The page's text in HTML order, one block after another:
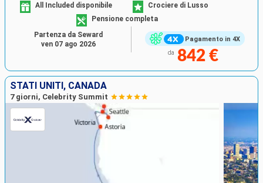
Pagamento in 4X
All Included disponibile
Crociere di Lusso
Pensione completa
da 842 €
Partenza da Seward
ven 07 ago 2026
STATI UNITI, CANADA
7 giorni, Celebrity Summit